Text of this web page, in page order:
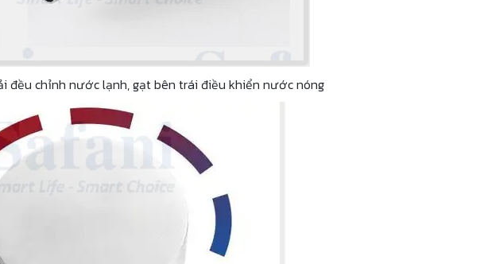
đều chỉnh nước lạnh, gạt bên trái điều khiển nước nóng